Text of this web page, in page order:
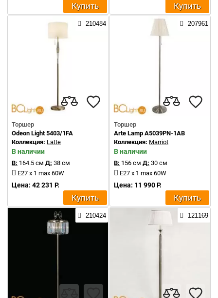
Купить Купить
210484
Торшер
Odeon Light 5403/1FA
Коллекция: Latte
В наличии
В: 164.5 см Д: 38 см
E27 x 1 max 60W
Цена: 42 231 Р.
Купить
207961
Торшер
Arte Lamp A5039PN-1AB
Коллекция: Marriot
В наличии
В: 156 см Д: 30 см
E27 x 1 max 60W
Цена: 11 990 Р.
Купить
210424 121169